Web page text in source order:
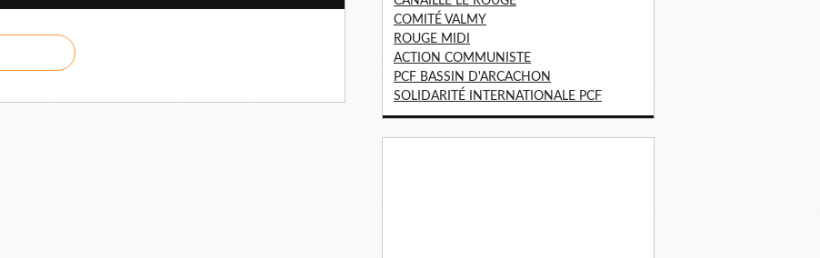
COMITÉ VALMY
ROUGE MIDI
ACTION COMMUNISTE
PCF BASSIN D'ARCACHON
SOLIDARITÉ INTERNATIONALE PCF